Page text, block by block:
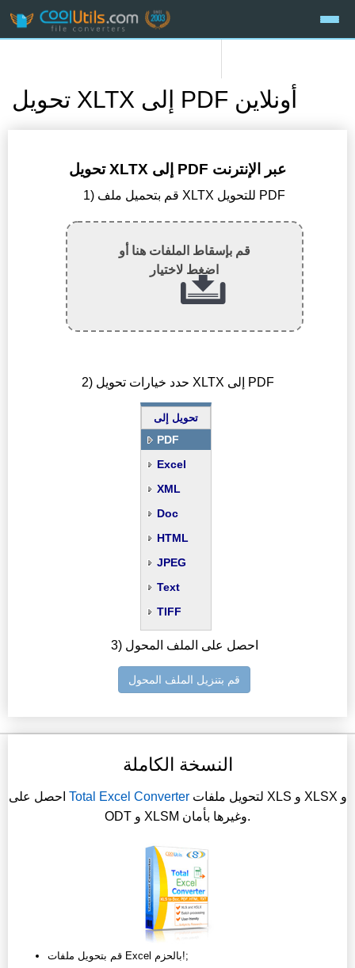
تحويل XLTX إلى PDF أونلاين
تحويل XLTX إلى PDF عبر الإنترنت
1) قم بتحميل ملف XLTX للتحويل PDF
قم بإسقاط الملفات هنا أو
اضغط لاختيار
2) حدد خيارات تحويل XLTX إلى PDF
تحويل إلى
PDF
Excel
XML
Doc
HTML
JPEG
Text
TIFF
3) احصل على الملف المحول
قم بتنزيل الملف المحول
النسخة الكاملة
Total Excel Converterلتحويل ملفات XLS و XLSX و
ODT و XLSM وغيرها بأمان.
قم بتحويل ملفات Excel بالحزم!;